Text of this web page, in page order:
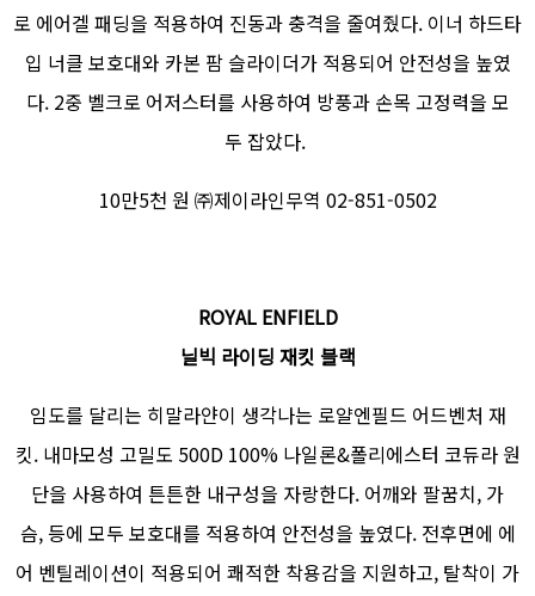
로 에어겔 패딩을 적용하여 진동과 충격을 줄여줬다. 이너 하드타
입 너클 보호대와 카본 팜 슬라이더가 적용되어 안전성을 높였
다. 2중 벨크로 어저스터를 사용하여 방풍과 손목 고정력을 모
두 잡았다.
10만5천 원 ㈜제이라인무역 02-851-0502
ROYAL ENFIELD
닐빅 라이딩 재킷 블랙
임도를 달리는 히말라얀이 생각나는 로얄엔필드 어드벤처 재
킷. 내마모성 고밀도 500D 100% 나일론&폴리에스터 코듀라 원
단을 사용하여 튼튼한 내구성을 자랑한다. 어깨와 팔꿈치, 가
슴, 등에 모두 보호대를 적용하여 안전성을 높였다. 전후면에 에
어 벤틸레이션이 적용되어 쾌적한 착용감을 지원하고, 탈착이 가